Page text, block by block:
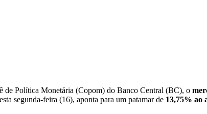
de Política Monetária (Copom) do Banco Central (BC), o
segunda-feira (16), aponta para um patamar de 13,75% ao